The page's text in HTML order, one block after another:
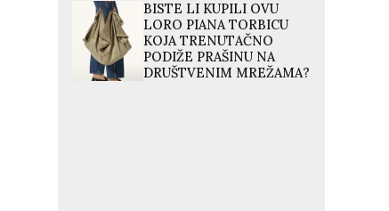
BISTE LI KUPILI OVU
LORO PIANA TORBICU
KOJA TRENUTAČNO
PODIŽE PRAŠINU NA
DRUŠTVENIM MREŽAMA?